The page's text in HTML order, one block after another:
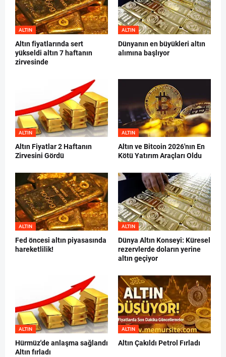
ALTIN
Altın fiyatlarında sert
yükseldi altın 7 haftanın
zirvesinde
ALTIN
Dünyanın en büyükleri altın
alımına başlıyor
ALTIN
Altın Fiyatlar 2 Haftanın
Zirvesini Gördü
ALTIN
Altın ve Bitcoin 2026'nın En
Kötü Yatırım Araçları Oldu
ALTIN
Fed öncesi altın piyasasında
hareketlilik!
ALTIN
Dünya Altın Konseyi: Küresel
rezervlerde doların yerine
altın geçiyor
ALTIN
Hürmüz'de anlaşma sağlandı
Altın fırladı
ALTIN
Altın Çakıldı Petrol Fırladı